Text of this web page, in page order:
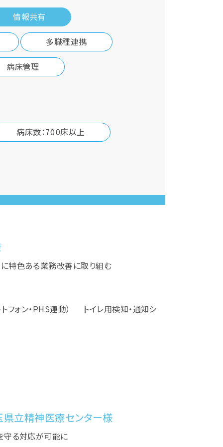
情報共有
多職種連携
病床管理
病床数：700床以上
特色ある業務改善に取り組む
フォン・PHS連動） トイレ用検知・通知シ
立精神医療センター様
守る対応が可能に